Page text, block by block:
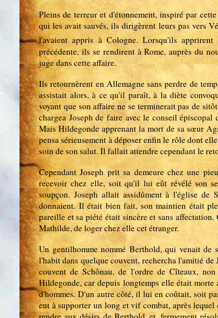
Pleins de terreur et d'étonnement, inspiré par
qui les avait sauvés, ils dirigèrent leurs pas vers
l'avaient appris à Cologne. Lorsqu'ils
précédente, ils se rendirent à Rome, auprès du
juge dans cette affaire.
Ils retournèrent en Allemagne sans perdre de
assistait alors, à ce qu'il paraît, à la diète
voyant que son affaire ne se terminerait pas de
chargea Joseph de faire avec le conseil
Mais Hildegonde apprenant la mort de sa sœur
pensa sérieusement à déposer enfin le rôle dont
soin de son salut. Il fallait attendre cependant le
Cependant Joseph prit sa demeure chez une
recevoir chez elle, soit qu'il lui eût révélé son
soupçon. Joseph allait assidûment à l'église
donnaient. Il était bien fait, son maintien était
pareille et sa piété était sincère et sans
Mathilde, de loger chez elle cet étranger.
Un gentilhomme nommé Berthold, qui venait
l'habit dans quelque couvent, rechercha l'amitié
couvent de Schônau, de l'ordre de Cîteaux,
Hildegonde, car depuis longtemps elle était morte
d'hommes. D'un autre côté, il lui en coûtait, soit
eut à supporter un long et vif combat, après